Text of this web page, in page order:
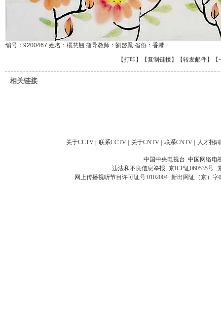
编号：9200467 姓名：楊慧翘 指导教师：劉啓鳳 省份：香港
【打印 】【复制链接】【转发邮件】
相关链接
关于CCTV 联系CCTV 关于CNTV 联系CNTV 人才招聘
中国中央电视台 中国网络电
违法和不良信息举报 京ICP证060535号
网上传播视听节目许可证号 0102004 新出网证（京）